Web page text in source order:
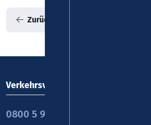
Zurück zur Übersicht
Verkehrsverbund Rhein-Mosel GmbH
0800 5 986 986